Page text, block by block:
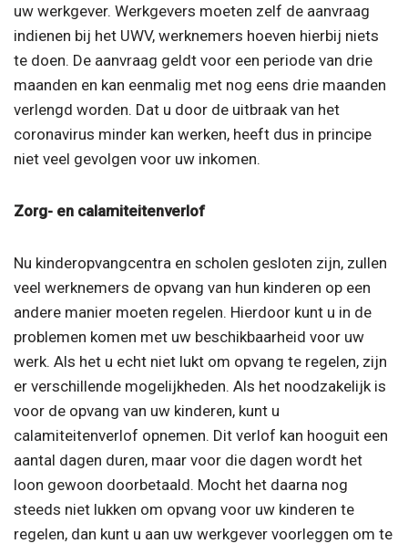
uw werkgever. Werkgevers moeten zelf de aanvraag
indienen bij het UWV, werknemers hoeven hierbij niets
te doen. De aanvraag geldt voor een periode van drie
maanden en kan eenmalig met nog eens drie maanden
verlengd worden. Dat u door de uitbraak van het
coronavirus minder kan werken, heeft dus in principe
niet veel gevolgen voor uw inkomen.
Zorg- en calamiteitenverlof
Nu kinderopvangcentra en scholen gesloten zijn, zullen
veel werknemers de opvang van hun kinderen op een
andere manier moeten regelen. Hierdoor kunt u in de
problemen komen met uw beschikbaarheid voor uw
werk. Als het u echt niet lukt om opvang te regelen, zijn
er verschillende mogelijkheden. Als het noodzakelijk is
voor de opvang van uw kinderen, kunt u
calamiteitenverlof opnemen. Dit verlof kan hooguit een
aantal dagen duren, maar voor die dagen wordt het
loon gewoon doorbetaald. Mocht het daarna nog
steeds niet lukken om opvang voor uw kinderen te
regelen, dan kunt u aan uw werkgever voorleggen om te